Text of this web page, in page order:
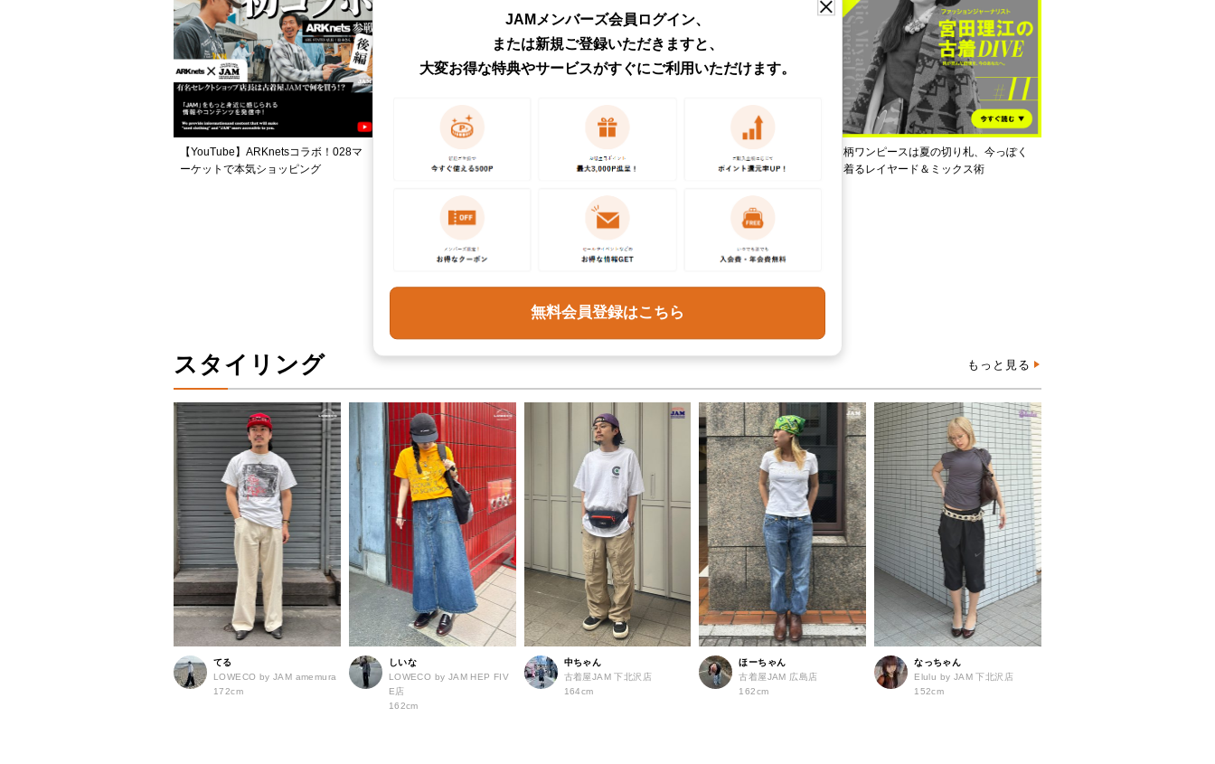
【YouTube】ARKnetsコラボ！028マ
ーケットで本気ショッピング
た。
柄ワンピースは夏の切り札、今っぽく
着るレイヤード＆ミックス術
スタイリング もっと見る
てる
LOWECO by JAM amemura
172cm
しいな
LOWECO by JAM HEP FIV
E店
162cm
中ちゃん
古着屋JAM 下北沢店
164cm
ほーちゃん
古着屋JAM 広島店
162cm
なっちゃん
Elulu by JAM 下北沢店
152cm
JAMメンバーズ会員ログイン、
または新規ご登録いただきますと、
大変お得な特典やサービスがすぐにご利用いただけます。
無料会員登録はこちら